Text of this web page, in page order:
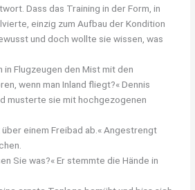
Dass das Training in der Form, in
einzig zum Aufbau der Kondition
und doch wollte sie wissen, was
in Flugzeugen den Mist mit den
wenn man Inland fliegt?« Dennis
musterte sie mit hochgezogenen
einem Freibad ab.« Angestrengt
Sie was?« Er stemmte die Hände in